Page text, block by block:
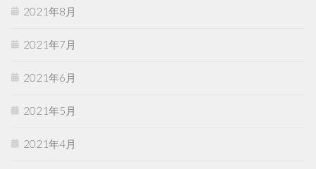
2021年8月
2021年7月
2021年6月
2021年5月
2021年4月